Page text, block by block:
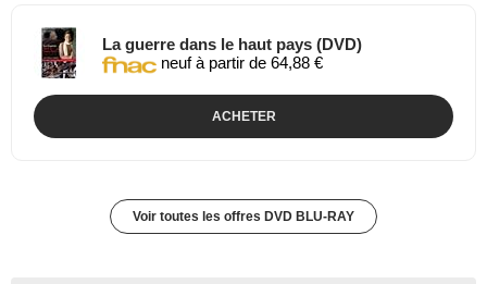
La guerre dans le haut pays (DVD)
neuf à partir de 64,88 €
ACHETER
Voir toutes les offres DVD BLU-RAY